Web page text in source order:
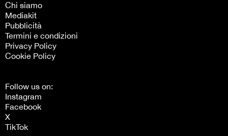
Chi siamo
Mediakit
Pubblicità
Termini e condizioni
Privacy Policy
Cookie Policy
Follow us on:
Instagram
Facebook
X
TikTok